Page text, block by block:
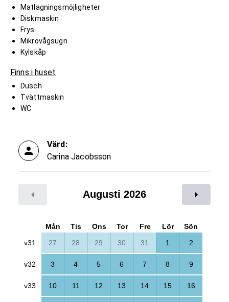
Matlagningsmöjligheter
Diskmaskin
Frys
Mikrovågsugn
Kylskåp
Finns i huset
Dusch
Tvättmaskin
WC
Värd:
Carina Jacobsson
Augusti 2026
Mån Tis Ons Tor Fre Lör
Sön
v31
27 28 29 30 31 1 2
v32 3 4 5 6 7 8 9
v33 10 11 12 13 14 15 16